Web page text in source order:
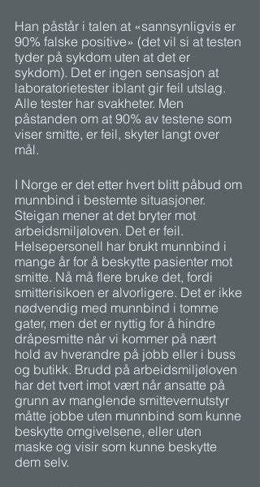
Han påstår i talen at «sannsynligvis er
90% falske positive» (det vil si at testen
tyder på sykdom uten at det er
sykdom). Det er ingen sensasjon at
laboratorietester iblant gir feil utslag.
Alle tester har svakheter. Men
påstanden om at 90% av testene som
viser smitte, er feil, skyter langt over
mål.
I Norge er det etter hvert blitt påbud om
munnbind i bestemte situasjoner.
Steigan mener at det bryter mot
arbeidsmiljøloven. Det er feil.
Helsepersonell har brukt munnbind i
mange år for å beskytte pasienter mot
smitte. Nå må flere bruke det, fordi
smitterisikoen er alvorligere. Det er ikke
nødvendig med munnbind i tomme
gater, men det er nyttig for å hindre
dråpesmitte når vi kommer på nært
hold av hverandre på jobb eller i buss
og butikk. Brudd på arbeidsmiljøloven
har det tvert imot vært når ansatte på
grunn av manglende smittevernutstyr
måtte jobbe uten munnbind som kunne
beskytte omgivelsene, eller uten
maske og visir som kunne beskytte
dem selv.